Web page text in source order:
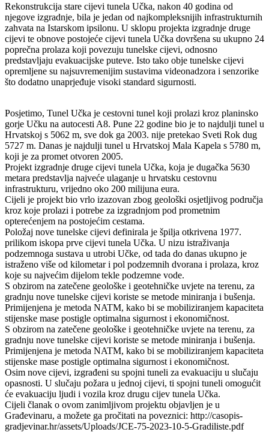
Rekonstrukcija stare cijevi tunela Učka, nakon 40 godina od
njegove izgradnje, bila je jedan od najkompleksnijih infrastrukturnih
zahvata na Istarskom ipsilonu. U sklopu projekta izgradnje druge
cijevi te obnove postojeće cijevi tunela Učka dovršena su ukupno 24
poprečna prolaza koji povezuju tunelske cijevi, odnosno
predstavljaju evakuacijske puteve. Isto tako obje tunelske cijevi
opremljene su najsuvremenijim sustavima videonadzora i senzorike
što dodatno unaprjeđuje visoki standard sigurnosti.
Posjetimo, Tunel Učka je cestovni tunel koji prolazi kroz planinsko
gorje Učku na autocesti A8. Pune 22 godine bio je to najdulji tunel u
Hrvatskoj s 5062 m, sve dok ga 2003. nije pretekao Sveti Rok dug
5727 m. Danas je najdulji tunel u Hrvatskoj Mala Kapela s 5780 m,
koji je za promet otvoren 2005.
Projekt izgradnje druge cijevi tunela Učka, koja je dugačka 5630
metara predstavlja najveće ulaganje u hrvatsku cestovnu
infrastrukturu, vrijedno oko 200 milijuna eura.
Cijeli je projekt bio vrlo izazovan zbog geološki osjetljivog područja
kroz koje prolazi i potrebe za izgradnjom pod prometnim
opterećenjem na postojećim cestama.
Položaj nove tunelske cijevi definirala je špilja otkrivena 1977.
prilikom iskopa prve cijevi tunela Učka. U nizu istraživanja
podzemnoga sustava u utrobi Učke, od tada do danas ukupno je
istraženo više od kilometar i pol podzemnih dvorana i prolaza, kroz
koje su najvećim dijelom tekle podzemne vode.
S obzirom na zatečene geološke i geotehničke uvjete na terenu, za
gradnju nove tunelske cijevi koriste se metode miniranja i bušenja.
Primijenjena je metoda NATM, kako bi se mobiliziranjem kapaciteta
stijenske mase postigle optimalna sigurnost i ekonomičnost.
S obzirom na zatečene geološke i geotehničke uvjete na terenu, za
gradnju nove tunelske cijevi koriste se metode miniranja i bušenja.
Primijenjena je metoda NATM, kako bi se mobiliziranjem kapaciteta
stijenske mase postigle optimalna sigurnost i ekonomičnost.
Osim nove cijevi, izgrađeni su spojni tuneli za evakuaciju u slučaju
opasnosti. U slučaju požara u jednoj cijevi, ti spojni tuneli omogućit
će evakuaciju ljudi i vozila kroz drugu cijev tunela Učka.
Cijeli članak o ovom zanimljivom projektu objavljen je u
Građevinaru, a možete ga pročitati na poveznici: http://casopis-
gradjevinar.hr/assets/Uploads/JCE-75-2023-10-5-Gradiliste.pdf